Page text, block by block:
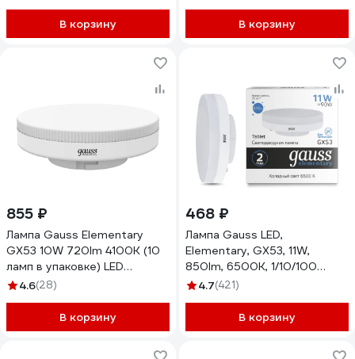
В корзину В корзину
855 ₽
Лампа Gauss Elementary
GX53 10W 720lm 4100K (10
ламп в упаковке) LED
84820X
4.6(28)
В корзину
468 ₽
Лампа Gauss LED,
Elementary, GX53, 11W,
850lm, 6500K, 1/10/100
83831
4.7(421)
В корзину